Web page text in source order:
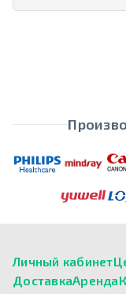
Личный кабинет
ДоставкаАренда